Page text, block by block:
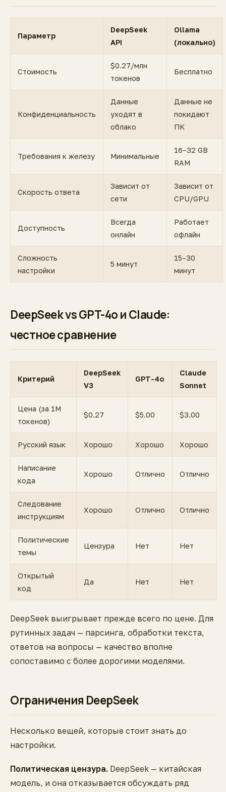
Параметр
DeepSeek
API
Ollama
(локально)
Стоимость
$0.27/млн
токенов
Бесплатно
Конфиденциальность
Данные
уходят в
облако
Данные не
покидают
ПК
Требования к железу Минимальные
16–32 GB
RAM
Скорость ответа
Зависит от
сети
Зависит от
CPU/GPU
Доступность
Всегда
онлайн
Работает
офлайн
Сложность
настройки
5 минут
15–30
минут
DeepSeek vs GPT-4o и Claude:
честное сравнение
Критерий
DeepSeek
V3
GPT-4o
Claude
Sonnet
Цена (за 1M
токенов)
$0.27 $5.00 $3.00
Русский язык Хорошо Хорошо Хорошо
Написание
кода
Хорошо Отлично Отлично
Следование
инструкциям
Хорошо Отлично Отлично
Политические
темы
Цензура Нет Нет
Открытый
код
Да Нет Нет
DeepSeek выигрывает прежде всего по цене. Для
рутинных задач — парсинга, обработки текста,
ответов на вопросы — качество вполне
сопоставимо с более дорогими моделями.
Ограничения DeepSeek
Несколько вещей, которые стоит знать до
настройки.
Политическая цензура. DeepSeek — китайская
модель, и она отказывается обсуждать ряд